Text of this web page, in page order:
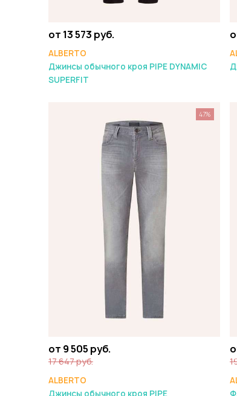
от 13 573 руб.
ALBERTO
Джинсы обычного кроя PIPE DYNAMIC
SUPERFIT
от 9 505 руб.
17 647 руб.
ALBERTO
Джинсы обычного кроя PIPE
47%